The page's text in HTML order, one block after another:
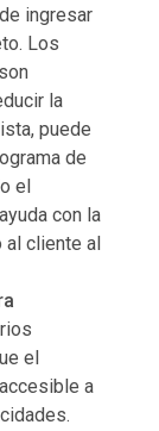
ingresar
Los
la
puede
de
el
con la
al cliente al
el
a